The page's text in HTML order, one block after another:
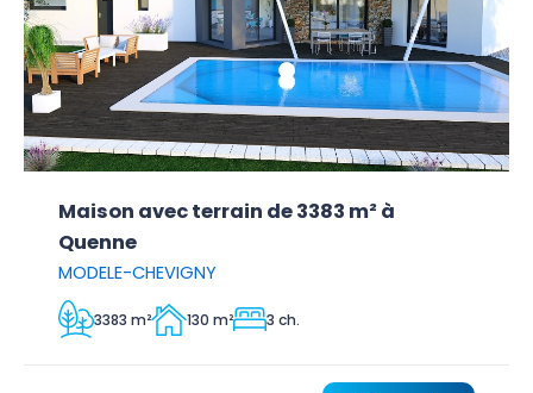
Maison avec terrain de 3383 m² à
Quenne
MODELE-CHEVIGNY
3383 m² 130 m² 3 ch.